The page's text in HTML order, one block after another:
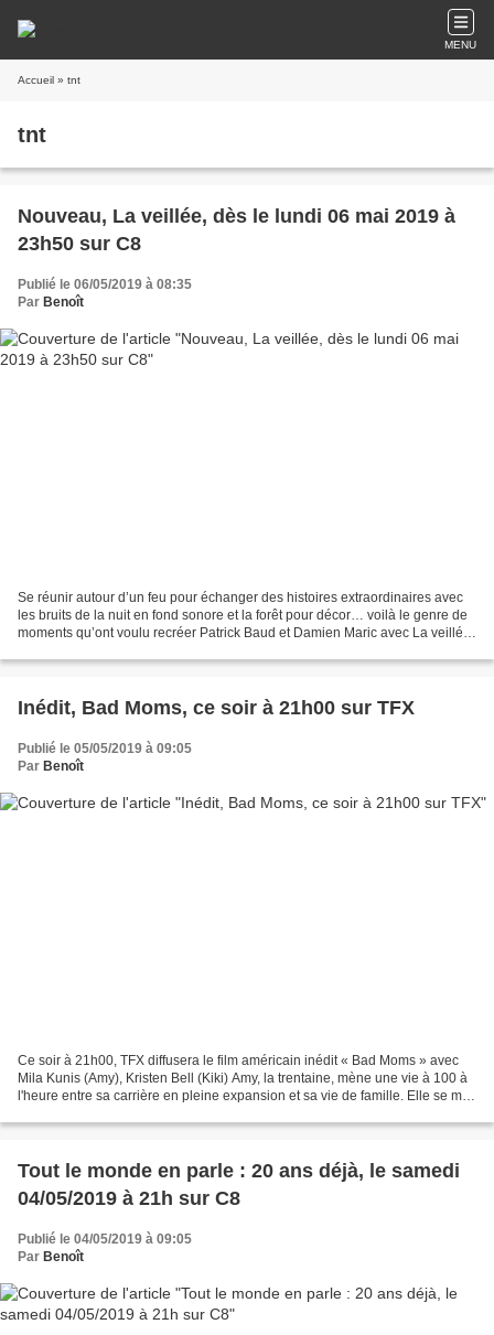
MENU
Accueil » tnt
tnt
Nouveau, La veillée, dès le lundi 06 mai 2019 à
23h50 sur C8
Publié le 06/05/2019 à 08:35
Par Benoît
Se réunir autour d’un feu pour échanger des histoires extraordinaires avec
les bruits de la nuit en fond sonore et la forêt pour décor… voilà le genre de
moments qu’ont voulu recréer Patrick Baud et Damien Maric avec La veillée,
Inédit, Bad Moms, ce soir à 21h00 sur TFX
Publié le 05/05/2019 à 09:05
Par Benoît
Ce soir à 21h00, TFX diffusera le film américain inédit « Bad Moms » avec
Mila Kunis (Amy), Kristen Bell (Kiki) Amy, la trentaine, mène une vie à 100 à
l'heure entre sa carrière en pleine expansion et sa vie de famille. Elle se met
Tout le monde en parle : 20 ans déjà, le samedi
04/05/2019 à 21h sur C8
Publié le 04/05/2019 à 09:05
Par Benoît